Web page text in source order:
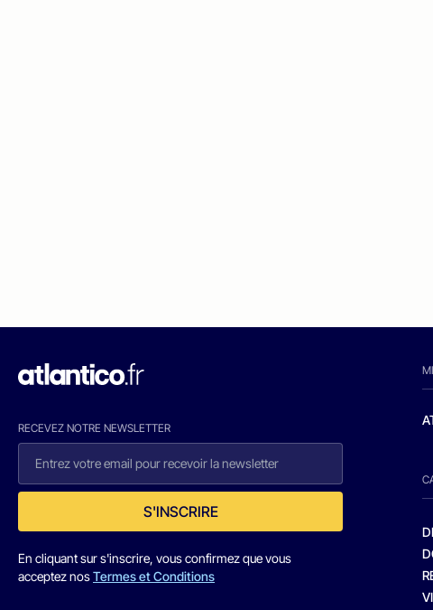
RECEVEZ NOTRE NEWSLETTER
S'INSCRIRE
En cliquant sur s'inscrire, vous confirmez que vous
acceptez nosTermes et Conditions